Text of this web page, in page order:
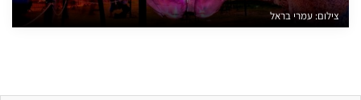
צילום: עמרי בראל